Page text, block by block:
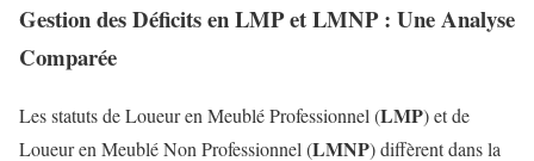
Gestion des Déficits en LMP et LMNP : Une Analyse
Comparée
Les statuts de Loueur en Meublé Professionnel (LMP) et de
Loueur en Meublé Non Professionnel (LMNP) diffèrent dans la